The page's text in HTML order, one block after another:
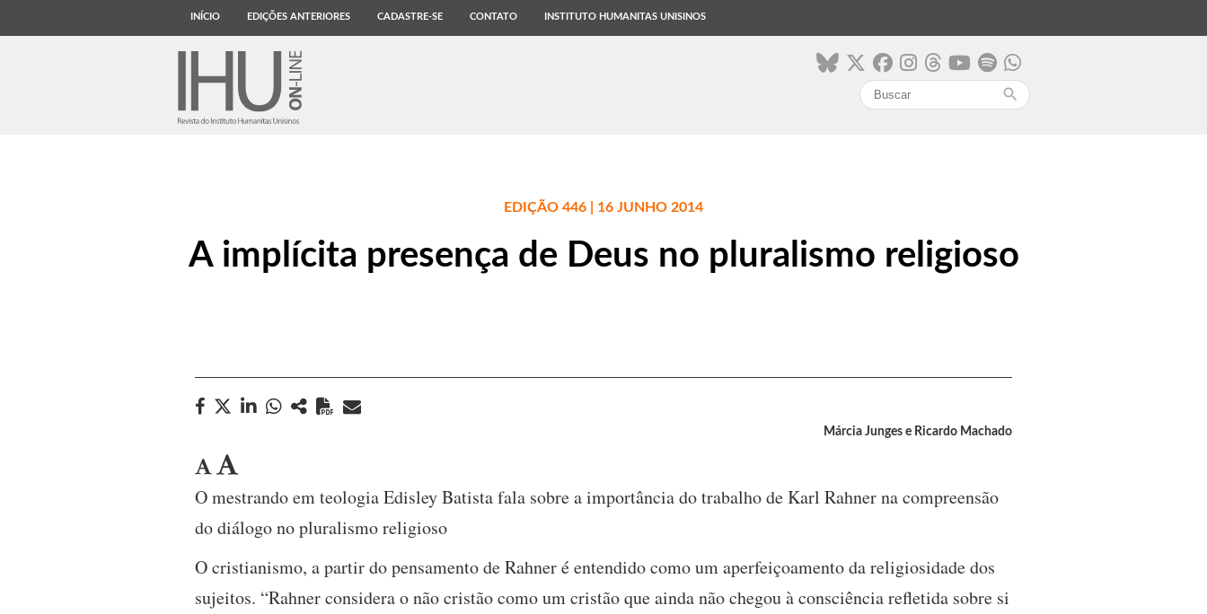
INÍCIO EDIÇÕES ANTERIORES CADASTRE-SE CONTATO INSTITUTO HUMANITAS UNISINOS
search
EDIÇÃO 446 | 16 JUNHO 2014
A implícita presença de Deus no pluralismo religioso
Márcia Junges e Ricardo Machado
O mestrando em teologia Edisley Batista fala sobre a importância do trabalho de Karl Rahner na compreensão
do diálogo no pluralismo religioso
O cristianismo, a partir do pensamento de Rahner é entendido como um aperfeiçoamento da religiosidade dos
sujeitos. “Rahner considera o não cristão como um cristão que ainda não chegou à consciência refletida sobre si